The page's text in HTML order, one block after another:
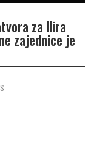
za Ilira
zajednice je